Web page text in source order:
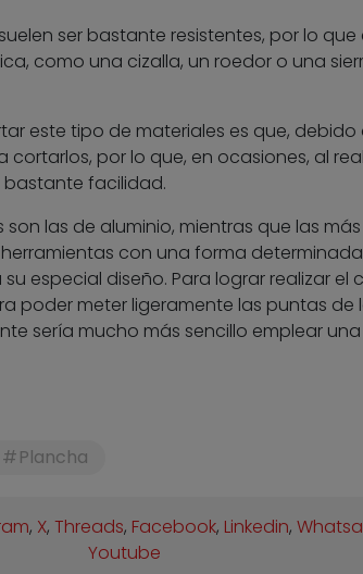
ser bastante resistentes, por lo que
como una cizalla, un roedor o una
este tipo de materiales es que, debido
por lo que, en ocasiones, al
facilidad.
las de aluminio, mientras que las
con una forma
especial diseño. Para lograr realizar el
poder meter ligeramente las puntas de
sería mucho más sencillo emplear
Plancha
, X,Threads, Facebook, Linkedin,
Youtube